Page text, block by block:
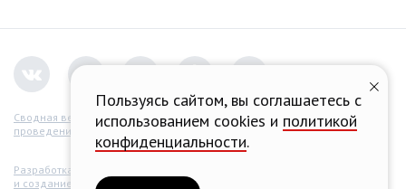
Сводная ведомость
проведения СОУТ
Разработка концепции
и создание сайта
Пользуясь сайтом, вы соглашаетесь с
использованием cookies и политикой
конфиденциальности.